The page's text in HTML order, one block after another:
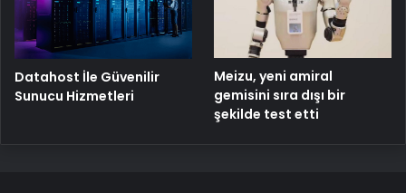
Datahost İle Güvenilir
Sunucu Hizmetleri
Meizu, yeni amiral
gemisini sıra dışı bir
şekilde test etti